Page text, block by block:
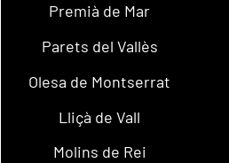
Premià de Mar
Parets del Vallès
Olesa de Montserrat
Lliçà de Vall
Molins de Rei